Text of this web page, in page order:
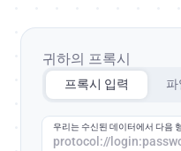
귀하의 프록시
프록시 입력 파
우리는 수신된 데이터에서 다음
protocol://